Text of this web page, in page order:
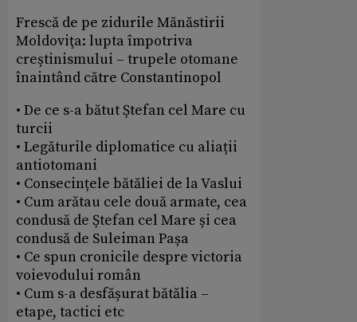
Frescă de pe zidurile Mănăstirii
Moldoviţa: lupta împotriva
creștinismului – trupele otomane
înaintând către Constantinopol
• De ce s-a bătut Ștefan cel Mare cu
turcii
• Legăturile diplomatice cu aliații
antiotomani
• Consecințele bătăliei de la Vaslui
• Cum arătau cele două armate, cea
condusă de Ștefan cel Mare și cea
condusă de Suleiman Pașa
• Ce spun cronicile despre victoria
voievodului român
• Cum s-a desfășurat bătălia –
etape, tactici etc